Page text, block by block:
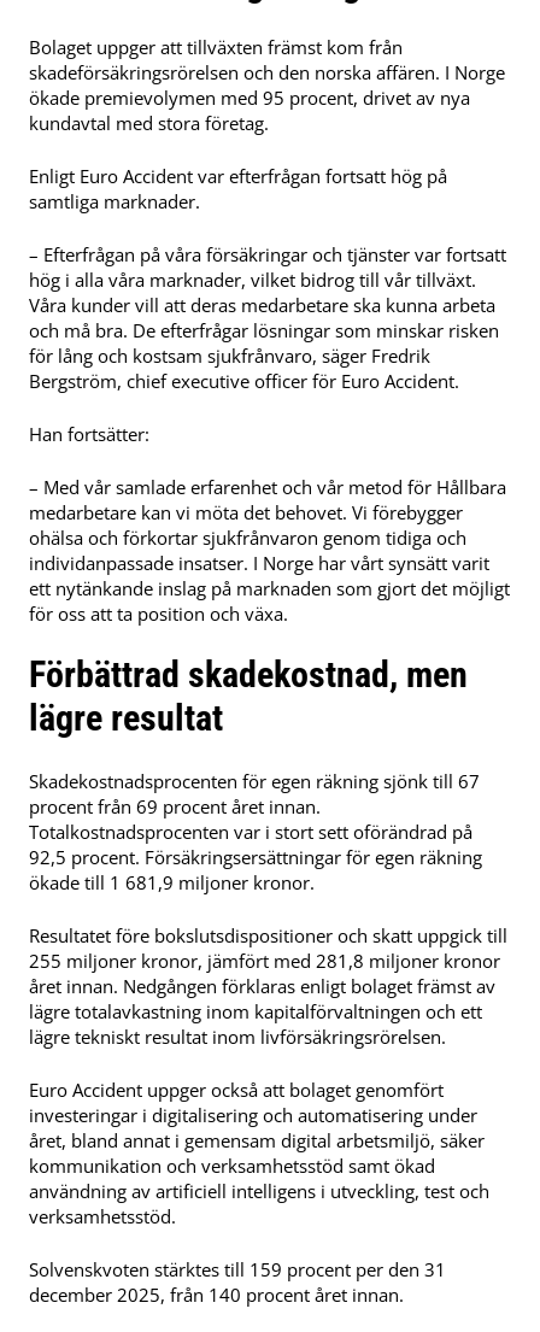
Bolaget uppger att tillväxten främst kom från
skadeförsäkringsrörelsen och den norska affären. I Norge
ökade premievolymen med 95 procent, drivet av nya
kundavtal med stora företag.
Enligt Euro Accident var efterfrågan fortsatt hög på
samtliga marknader.
– Efterfrågan på våra försäkringar och tjänster var fortsatt
hög i alla våra marknader, vilket bidrog till vår tillväxt.
Våra kunder vill att deras medarbetare ska kunna arbeta
och må bra. De efterfrågar lösningar som minskar risken
för lång och kostsam sjukfrånvaro, säger Fredrik
Bergström, chief executive officer för Euro Accident.
Han fortsätter:
– Med vår samlade erfarenhet och vår metod för Hållbara
medarbetare kan vi möta det behovet. Vi förebygger
ohälsa och förkortar sjukfrånvaron genom tidiga och
individanpassade insatser. I Norge har vårt synsätt varit
ett nytänkande inslag på marknaden som gjort det möjligt
för oss att ta position och växa.
Förbättrad skadekostnad, men
lägre resultat
Skadekostnadsprocenten för egen räkning sjönk till 67
procent från 69 procent året innan.
Totalkostnadsprocenten var i stort sett oförändrad på
92,5 procent. Försäkringsersättningar för egen räkning
ökade till 1 681,9 miljoner kronor.
Resultatet före bokslutsdispositioner och skatt uppgick till
255 miljoner kronor, jämfört med 281,8 miljoner kronor
året innan. Nedgången förklaras enligt bolaget främst av
lägre totalavkastning inom kapitalförvaltningen och ett
lägre tekniskt resultat inom livförsäkringsrörelsen.
Euro Accident uppger också att bolaget genomfört
investeringar i digitalisering och automatisering under
året, bland annat i gemensam digital arbetsmiljö, säker
kommunikation och verksamhetsstöd samt ökad
användning av artificiell intelligens i utveckling, test och
verksamhetsstöd.
Solvenskvoten stärktes till 159 procent per den 31
december 2025, från 140 procent året innan.